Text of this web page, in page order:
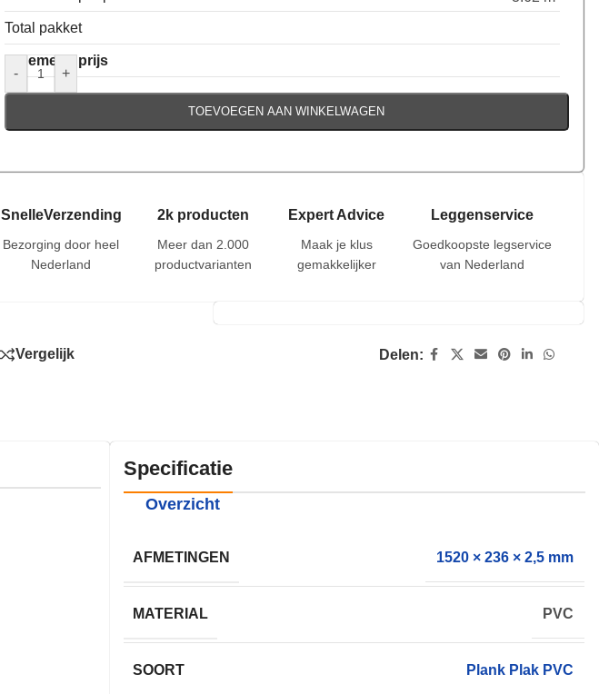
Total pakket
Algemene prijs
-
+
TOEVOEGEN AAN WINKELWAGEN
SnelleVerzending
Bezorging door heel
Nederland
2k producten
Meer dan 2.000
productvarianten
Expert Advice
Maak je klus
gemakkelijker
Leggenservice
Goedkoopste legservice
van Nederland
Vergelijk Delen:
Specificatie
Overzicht
AFMETINGEN 1520 × 236 × 2,5 mm
MATERIAL PVC
SOORT Plank Plak PVC